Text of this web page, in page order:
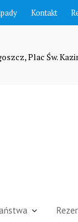
Kontakt
Plac Św.